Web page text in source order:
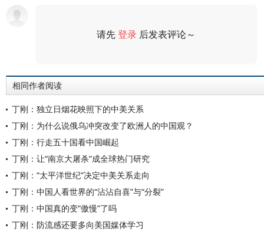
请先登录 后发表评论～
相同作者阅读
丁刚：独立日烟花映照下的中美关系
丁刚：为什么说俄乌冲突改变了欧洲人的中国观？
丁刚：行走五十国看中国崛起
丁刚：让“南京大屠杀”成全球热门研究
丁刚：“太平洋世纪”决定中美关系走向
丁刚：中国人看世界的“沾沾自喜”与“分裂”
丁刚：中国真的变“傲慢”了吗
丁刚：防流感还要多向美国媒体学习